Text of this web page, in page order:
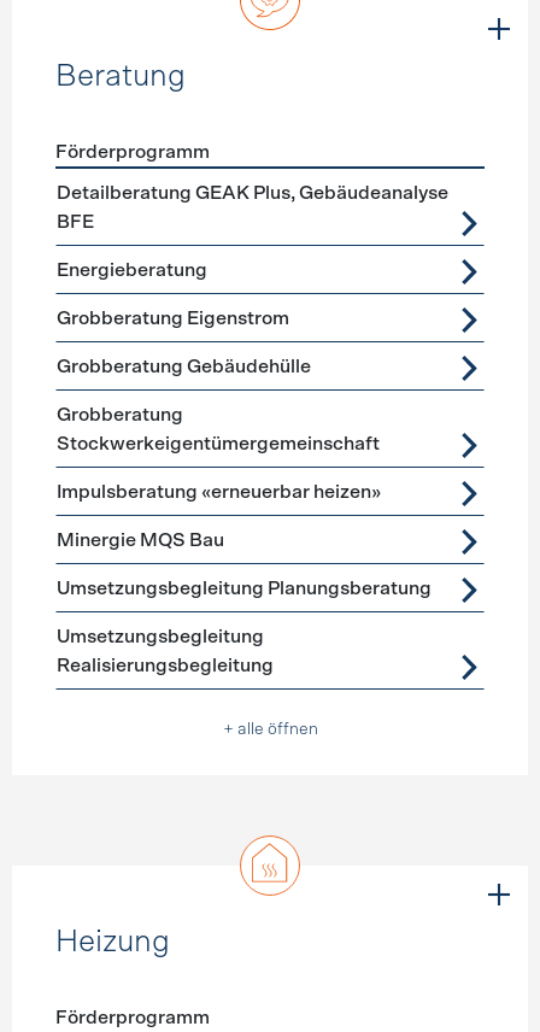
Beratung
Förderprogramme Beratung
Förderprogramm
Detailberatung GEAK Plus, Gebäudeanalyse
BFE
Energieberatung
Grobberatung Eigenstrom
Grobberatung Gebäudehülle
Grobberatung
Stockwerkeigentümergemeinschaft
Impulsberatung «erneuerbar heizen»
Minergie MQS Bau
Umsetzungsbegleitung Planungsberatung
Umsetzungsbegleitung
Realisierungsbegleitung
+ alle öffnen
Heizung
Förderprogramm